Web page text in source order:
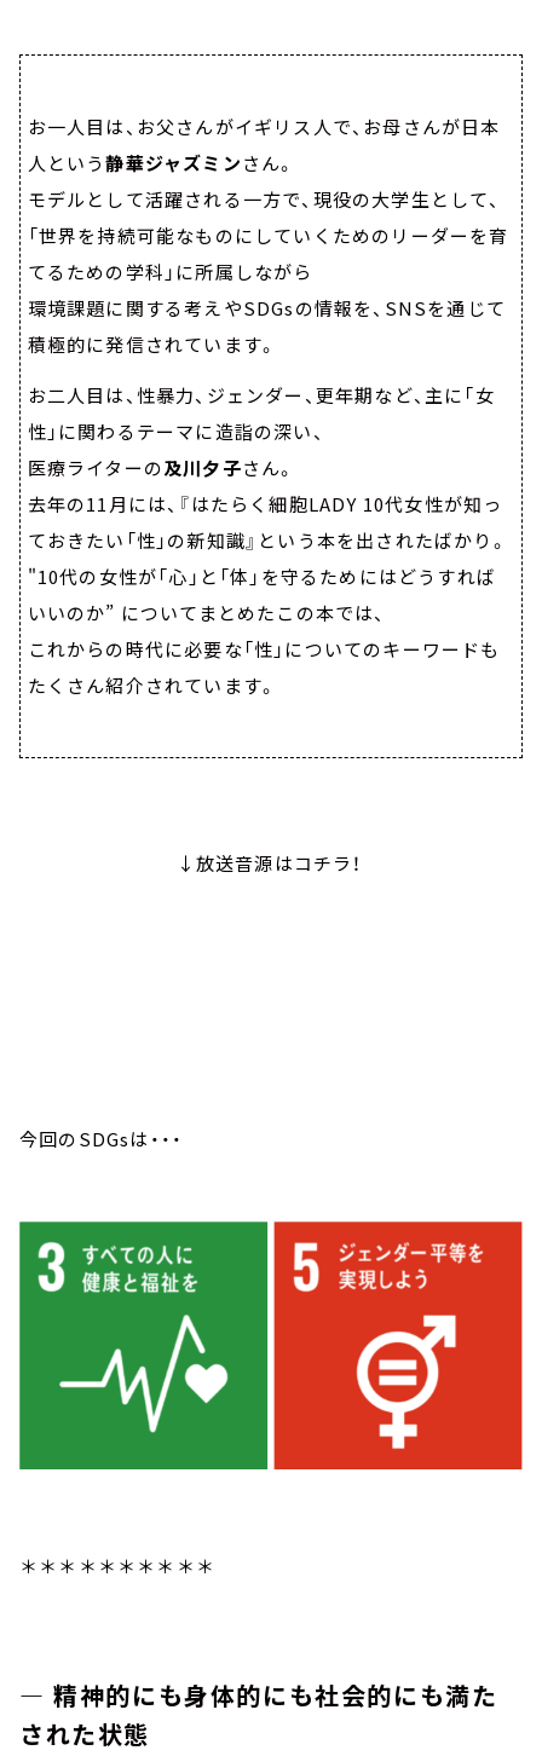
お一人目は、お父さんがイギリス人で、お母さんが日本
人という静華ジャズミンさん。
モデルとして活躍される一方で、現役の大学生として、
「世界を持続可能なものにしていくためのリーダーを育
てるための学科」に所属しながら
環境課題に関する考えやSDGsの情報を、SNSを通じて
積極的に発信されています。
お二人目は、性暴力、ジェンダー、更年期など、主に「女
性」に関わるテーマに造詣の深い、
医療ライターの及川夕子さん。
去年の11月には、『はたらく細胞LADY 10代女性が知っ
ておきたい「性」の新知識』という本を出されたばかり。
"10代の女性が「心」と「体」を守るためにはどうすれば
いいのか” についてまとめたこの本では、
これからの時代に必要な「性」についてのキーワードも
たくさん紹介されています。
↓放送音源はコチラ！
今回のSDGsは・・・
＊＊＊＊＊＊＊＊＊＊
― 精神的にも身体的にも社会的にも満た
された状態